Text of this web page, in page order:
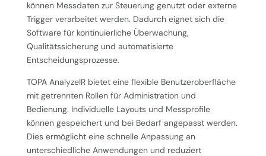
können Messdaten zur Steuerung genutzt oder externe
Trigger verarbeitet werden. Dadurch eignet sich die
Software für kontinuierliche Überwachung,
Qualitätssicherung und automatisierte
Entscheidungsprozesse.
TOPA AnalyzeIR bietet eine flexible Benutzeroberfläche
mit getrennten Rollen für Administration und
Bedienung. Individuelle Layouts und Messprofile
können gespeichert und bei Bedarf angepasst werden.
Dies ermöglicht eine schnelle Anpassung an
unterschiedliche Anwendungen und reduziert